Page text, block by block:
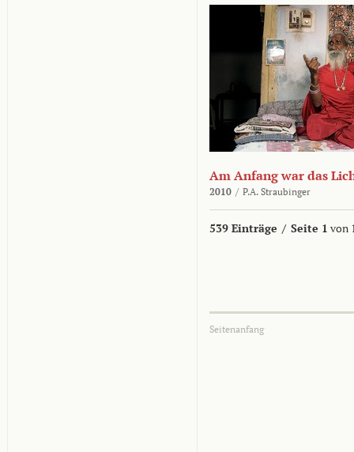
Am Anfang war das
2010 / P.A. Straubinger
539 Einträge / Seite 1 von
Seitenanfang